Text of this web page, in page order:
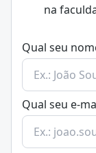
na
Qual seu
Qual seu e-